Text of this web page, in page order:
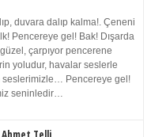
duvara dalıp kalma!. Çeneni
Pencereye gel! Bak! Dışarda
çarpıyor pencerene
yoludur, havalar seslerle
seslerimizle… Pencereye gel!
seninledir…